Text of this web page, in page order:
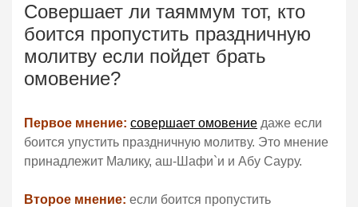
Совершает ли таяммум тот, кто
боится пропустить праздничную
молитву если пойдет брать
омовение?
Первое мнение: совершает омовение даже если
боится упустить праздничную молитву. Это мнение
принадлежит Малику, аш-Шафи`и и Абу Сауру.
Второе мнение: если боится пропустить